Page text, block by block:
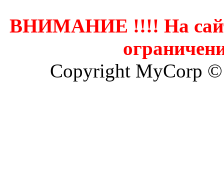
ВНИМАНИЕ !!!! На
Copyright MyCorp